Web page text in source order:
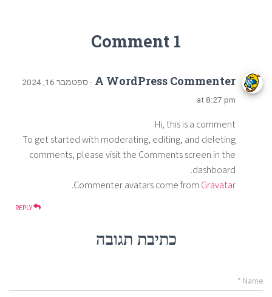
1 Comment
A WordPress Commenter
· ספטמבר 16, 2024
at 8:27 pm
Hi, this is a comment.
To get started with moderating, editing, and deleting
comments, please visit the Comments screen in the
dashboard.
Commenter avatars come from Gravatar
.
REPLY
כתיבת תגובה
Name
*